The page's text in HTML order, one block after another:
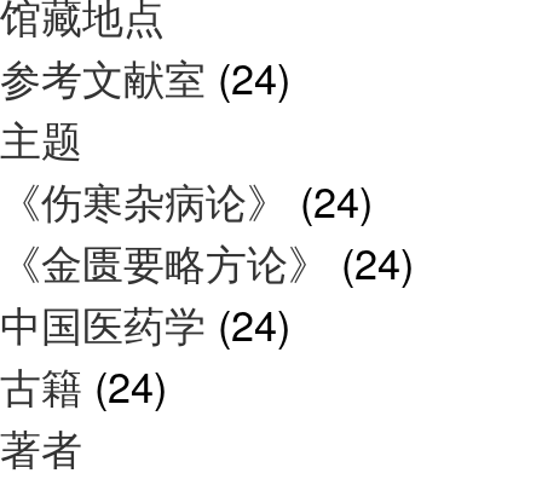
馆藏地点
参考文献室 (24)
主题
《伤寒杂病论》 (24)
《金匮要略方论》 (24)
中国医药学 (24)
古籍 (24)
著者